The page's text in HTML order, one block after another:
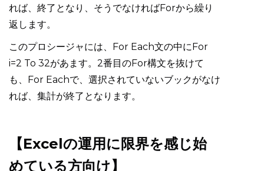
れば、終了となり、そうでなければForから繰り
返します。
このプロシージャには、For Each文の中にFor
i=2 To 32があます。2番目のFor構文を抜けて
も、For Eachで、選択されていないブックがなけ
れば、集計が終了となります。
【Excelの運用に限界を感じ始
めている方向け】